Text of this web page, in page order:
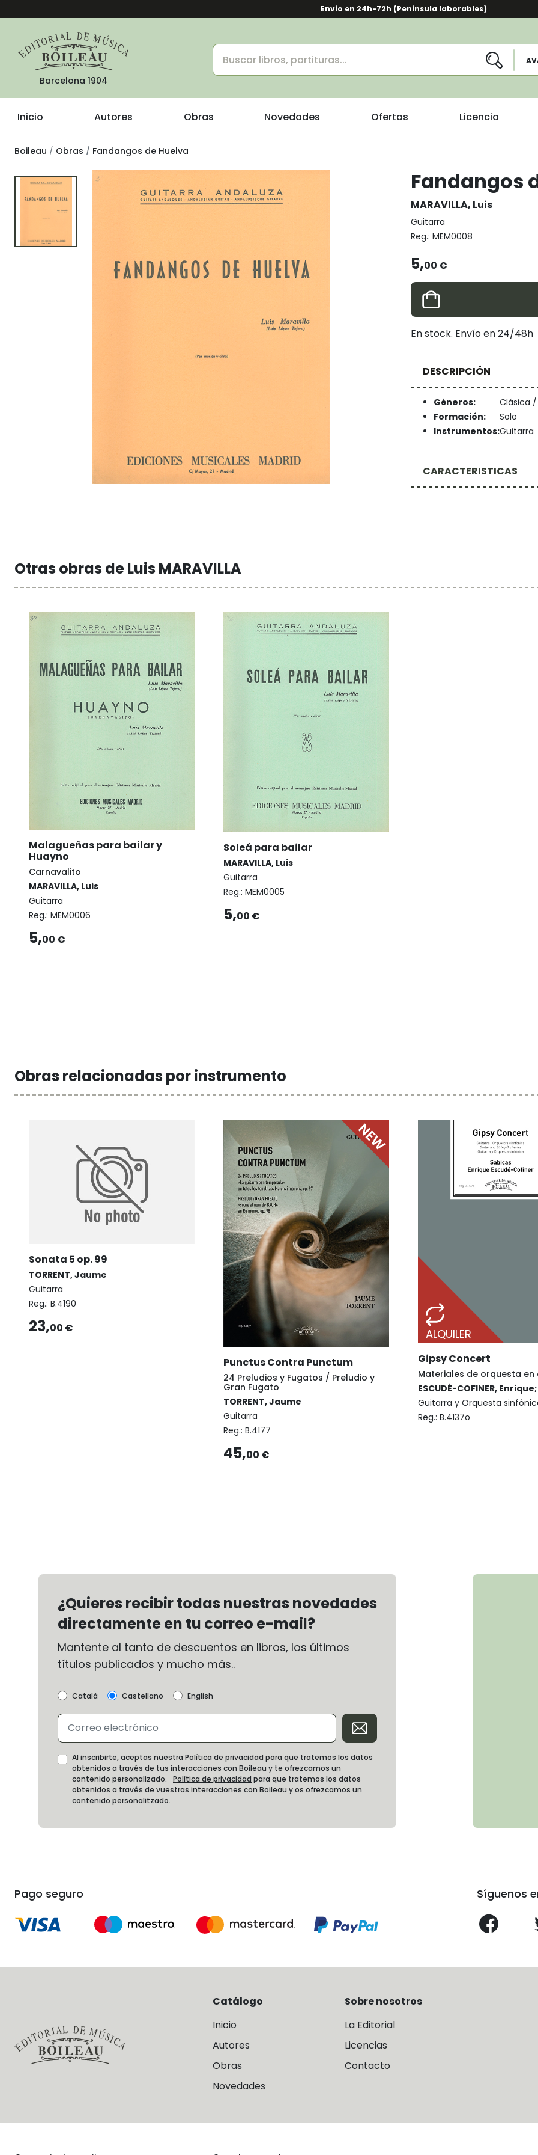
Envío en 24h-72h (Península laborables)
Barcelona 1904
Inicio Autores Obras Novedades Ofertas Licencia
Boileau Obras Fandangos de Huelva
Fandangos
MARAVILLA, Luis
Guitarra
Reg.: MEM0008
5,00 €
En stock. Envío en 24/48h
DESCRIPCIÓN
Géneros:
Clásica
Formación:
Solo
Instrumentos:Guitarra
CARACTERISTICAS
Otras obras de Luis MARAVILLA
Malagueñas para bailar y
Huayno
Carnavalito
MARAVILLA, Luis
Guitarra
Reg.: MEM0006
5,00 €
Soleá para bailar
MARAVILLA, Luis
Guitarra
Reg.: MEM0005
5,00 €
Obras relacionadas por instrumento
Sonata 5 op. 99
TORRENT, Jaume
Guitarra
Reg.: B.4190
23,00 €
Punctus Contra Punctum
24 Preludios y Fugatos / Preludio y
Gran Fugato
TORRENT, Jaume
Guitarra
Reg.: B.4177
45,00 €
ALQUILER
Gipsy Concert
Materiales de orquesta en
ESCUDÉ-COFINER,
Guitarra y Orquesta
Reg.: B.4137o
¿Quieres recibir todas nuestras novedades
directamente en tu correo e-mail?
Mantente al tanto de descuentos en libros, los últimos
títulos publicados y mucho más..
Català Castellano English
Al inscribirte, aceptas nuestra Política de privacidad para que tratemos los datos
obtenidos a través de tus interacciones con Boileau y te ofrezcamos un
contenido personalizado. Política de privacidad para que tratemos los datos
obtenidos a través de vuestras interacciones con Boileau y os ofrezcamos un
contenido personalitzado.
Pago seguro Síguenos
Catálogo
Inicio
Autores
Obras
Novedades
Sobre nosotros
La Editorial
Licencias
Contacto